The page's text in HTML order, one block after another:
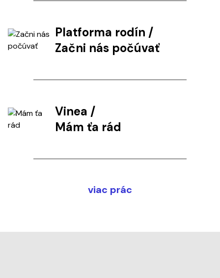
Platforma rodín /
Začni nás počúvať
Vinea /
Mám ťa rád
viac prác